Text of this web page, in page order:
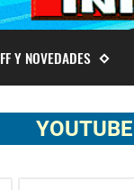
Y NOVEDADES